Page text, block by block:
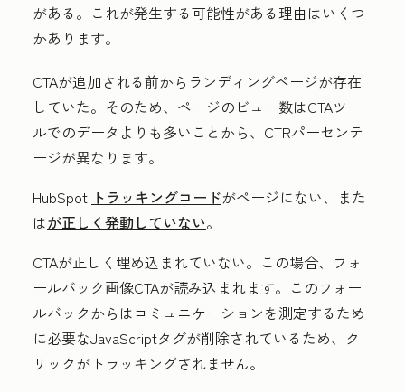
がある。これが発生する可能性がある理由はいくつ
かあります。
CTAが追加される前からランディングページが存在
していた。そのため、ページのビュー数はCTAツー
ルでのデータよりも多いことから、CTRパーセンテ
ージが異なります。
HubSpot トラッキングコードがページにない、また
はが正しく発動していない。
CTAが正しく埋め込まれていない。この場合、フォ
ールバック画像CTAが読み込まれます。このフォー
ルバックからはコミュニケーションを測定するため
に必要なJavaScriptタグが削除されているため、ク
リックがトラッキングされません。